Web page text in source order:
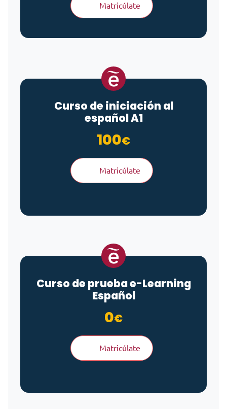
Matricúlate
Curso de iniciación al
español A1
100€
Matricúlate
Curso de pruebae-Learning
Español
0€
Matricúlate